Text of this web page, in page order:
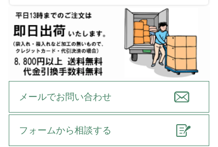
メールでお問い合わせ
フォームから相談する